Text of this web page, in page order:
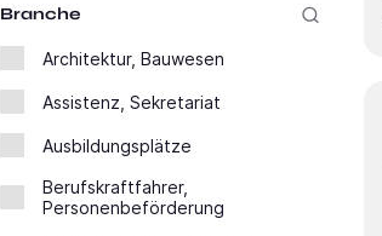
Branche
Architektur, Bauwesen
Assistenz, Sekretariat
Ausbildungsplätze
Berufskraftfahrer,
Personenbeförderung